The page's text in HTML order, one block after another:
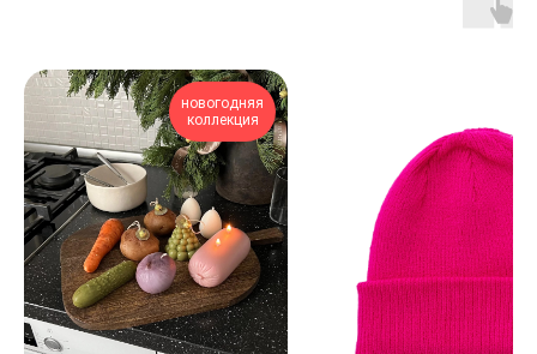
новогодняя
коллекция